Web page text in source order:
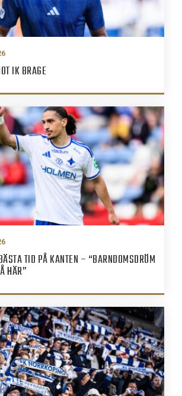
IK BRAGE
TID PÅ KANTEN – “BARNDOMSDRÖM
HÄR”